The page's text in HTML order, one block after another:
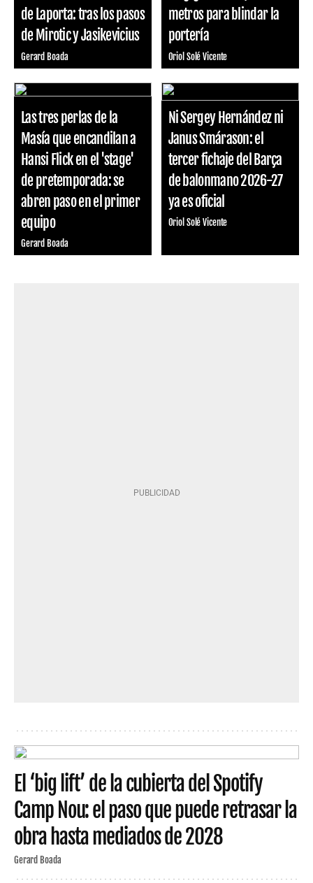
de Laporta: tras los pasos
de Mirotic y Jasikevicius
Gerard Boada
metros para blindar la
portería
Oriol Solé Vicente
Las tres perlas de la
Masía que encandilan a
Hansi Flick en el 'stage'
de pretemporada: se
abren paso en el primer
equipo
Gerard Boada
Ni Sergey Hernández ni
Janus Smárason: el
tercer fichaje del Barça
de balonmano 2026-27
ya es oficial
Oriol Solé Vicente
El ‘big lift’ de la cubierta del Spotify
Camp Nou: el paso que puede retrasar la
obra hasta mediados de 2028
Gerard Boada